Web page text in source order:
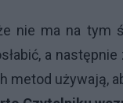
nie ma na tym
a
metod używają,